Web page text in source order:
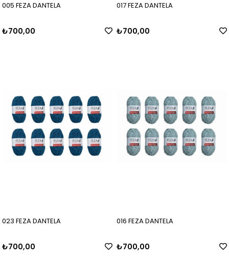
005 FEZA DANTELA
₺700,00
017 FEZA DANTELA
₺700,00
023 FEZA DANTELA
₺700,00
016 FEZA DANTELA
₺700,00